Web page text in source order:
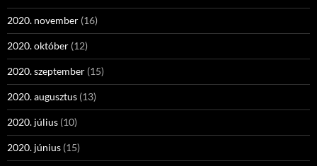
2020. november (16)
2020. október (12)
2020. szeptember (15)
2020. augusztus (13)
2020. július (10)
2020. június (15)